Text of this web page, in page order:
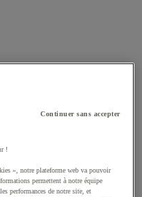
Continuer sans accepter
!
», notre plateforme web va pouvoir
permettent à notre équipe
performances de notre site, et